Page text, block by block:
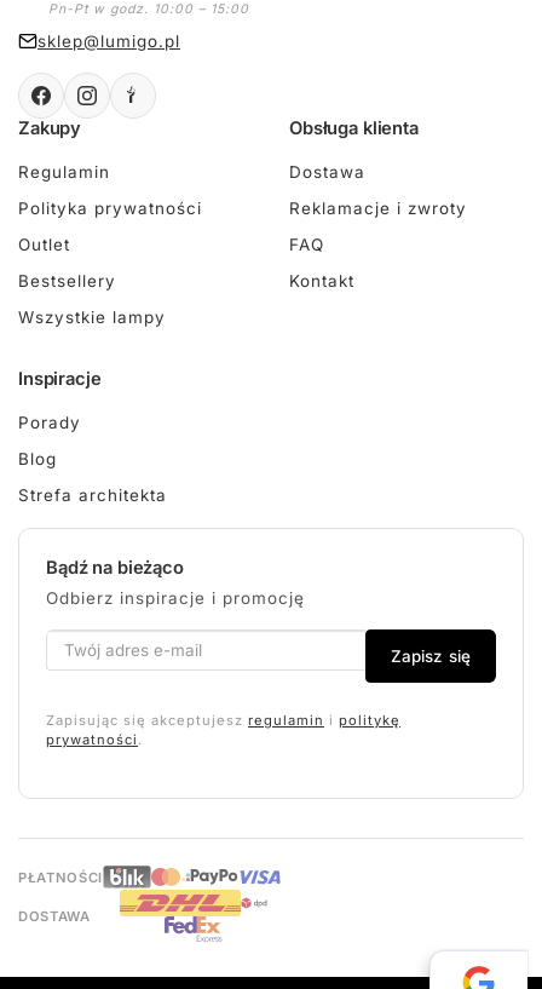
Pn-Pt w godz. 10:00 – 15:00
sklep@lumigo.pl
Zakupy
Regulamin
Polityka prywatności
Outlet
Bestsellery
Wszystkie lampy
Obsługa klienta
Dostawa
Reklamacje i zwroty
FAQ
Kontakt
Inspiracje
Porady
Blog
Strefa architekta
Bądź na bieżąco
Odbierz inspiracje i promocję
Zapisz się
Zapisując się akceptujesz regulamin i politykę
prywatności .
PŁATNOŚCI
DOSTAWA